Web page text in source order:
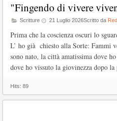
"Fingendo di vivere
Scritture 21 Luglio 2026Scritto da
Prima che la coscienza oscuri lo
L’ ho già chiesto alla Sorte: Fammi
sono nato, la città amatissima dove
dove ho vissuto la giovinezza dopo
Hits: 89